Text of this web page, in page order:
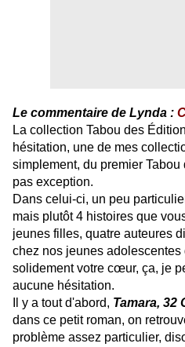
Le commentaire de Lynda :
La collection Tabou des
hésitation, une de mes
simplement, du premier
pas exception.
Dans celui-ci, un peu
mais plutôt 4 histoires que
jeunes filles, quatre auteures
chez nos jeunes adolescentes
solidement votre cœur, ça, je
aucune hésitation.
Il y a tout d'abord, Tamara, 32
dans ce petit roman, on
problème assez particulier,